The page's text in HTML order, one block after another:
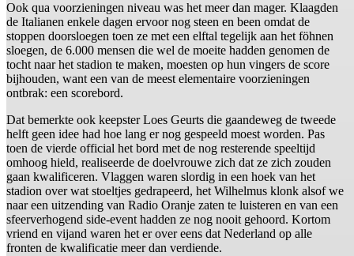
Ook qua voorzieningen niveau was het meer dan mager. Klaagden
de Italianen enkele dagen ervoor nog steen en been omdat de
stoppen doorsloegen toen ze met een elftal tegelijk aan het föhnen
sloegen, de 6.000 mensen die wel de moeite hadden genomen de
tocht naar het stadion te maken, moesten op hun vingers de score
bijhouden, want een van de meest elementaire voorzieningen
ontbrak: een scorebord.
Dat bemerkte ook keepster Loes Geurts die gaandeweg de tweede
helft geen idee had hoe lang er nog gespeeld moest worden. Pas
toen de vierde official het bord met de nog resterende speeltijd
omhoog hield, realiseerde de doelvrouwe zich dat ze zich zouden
gaan kwalificeren. Vlaggen waren slordig in een hoek van het
stadion over wat stoeltjes gedrapeerd, het Wilhelmus klonk alsof we
naar een uitzending van Radio Oranje zaten te luisteren en van een
sfeerverhogend side-event hadden ze nog nooit gehoord. Kortom
vriend en vijand waren het er over eens dat Nederland op alle
fronten de kwalificatie meer dan verdiende.